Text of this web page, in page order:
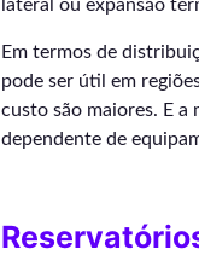
lateral ou expansão
Em termos de
pode ser útil em
custo são maiores. E a
dependente de